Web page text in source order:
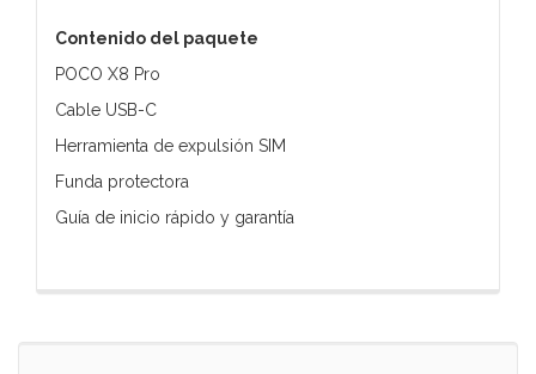
Contenido del paquete
POCO X8 Pro
Cable USB-C
Herramienta de expulsión SIM
Funda protectora
Guía de inicio rápido y garantía